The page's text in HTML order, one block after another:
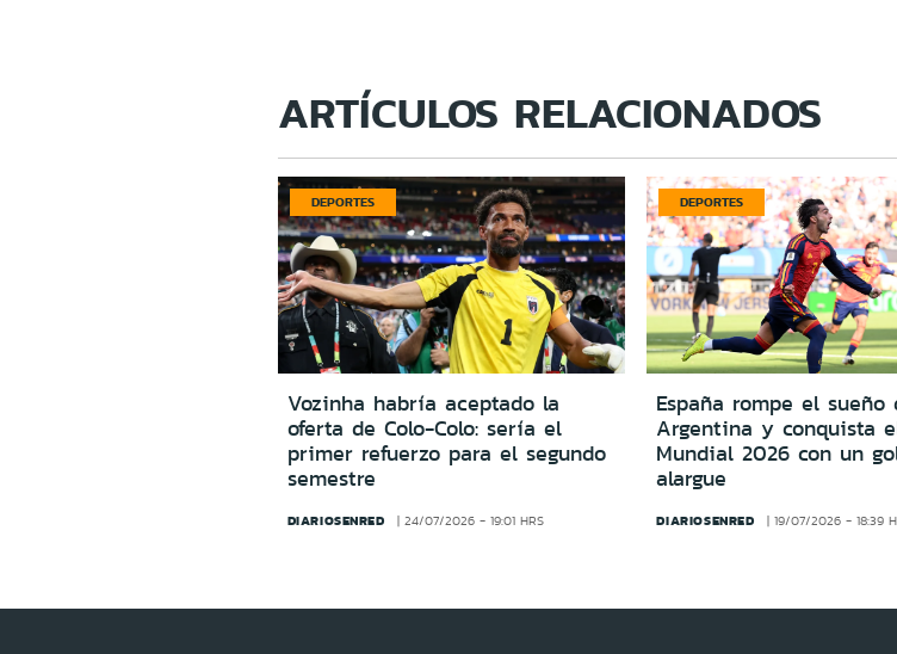
ARTÍCULOS RELACIONADOS
DEPORTES
Vozinha habría aceptado la
oferta de Colo-Colo: sería el
primer refuerzo para el segundo
semestre
DIARIOSENRED 24/07/2026 - 19:01 HRS
DEPORTES
España rompe el sueño
Argentina y conquista
Mundial 2026 con un
alargue
DIARIOSENRED 19/07/2026 - 18:39